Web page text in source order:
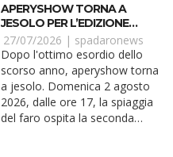
APERYSHOW TORNA A
JESOLO PER L’EDIZIONE
ESTIVA
27/07/2026 | spadaronews
Dopo l'ottimo esordio dello
scorso anno, aperyshow torna
a jesolo. Domenica 2 agosto
2026, dalle ore 17, la spiaggia
del faro ospita la seconda